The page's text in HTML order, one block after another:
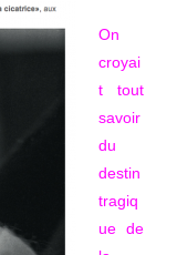
On
croyai
t tout
savoir
du
destin
tragiq
ue de